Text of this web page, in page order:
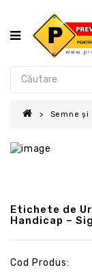
Semne
Etichete de
Handicap –
Cod Produs: